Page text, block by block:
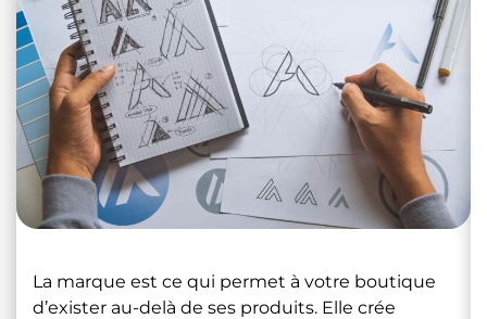
La marque est ce qui permet à votre boutique
d’exister au-delà de ses produits. Elle crée